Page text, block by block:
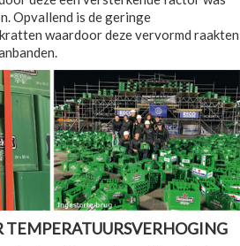
Opvallend is de geringe
waardoor deze vervormd raakten